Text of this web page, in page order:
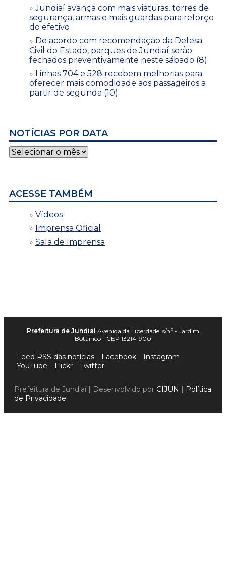
Jundiaí avança com mais viaturas, torres de
segurança, armas e mais guardas para reforço
do efetivo
De acordo com recomendação da Defesa
Civil do Estado, parques de Jundiaí serão
fechados preventivamente neste sábado (8)
Linhas 704 e 528 recebem melhorias para
oferecer mais comodidade aos passageiros a
partir de segunda (10)
NOTÍCIAS POR DATA
Notícias
por
ACESSE TAMBÉM
Vídeos
Imprensa Oficial
Sala de Imprensa
Prefeitura de Jundiaí Avenida da Liberdade, s/nº - Jardim
Botânico - CEP 13214-900
Feed RSS das notícias Facebook
Instagram
YouTube
Flickr Twitter
Prefeitura de Jundiaí | Desenvolvido por CIJUN
Política
de Privacidade